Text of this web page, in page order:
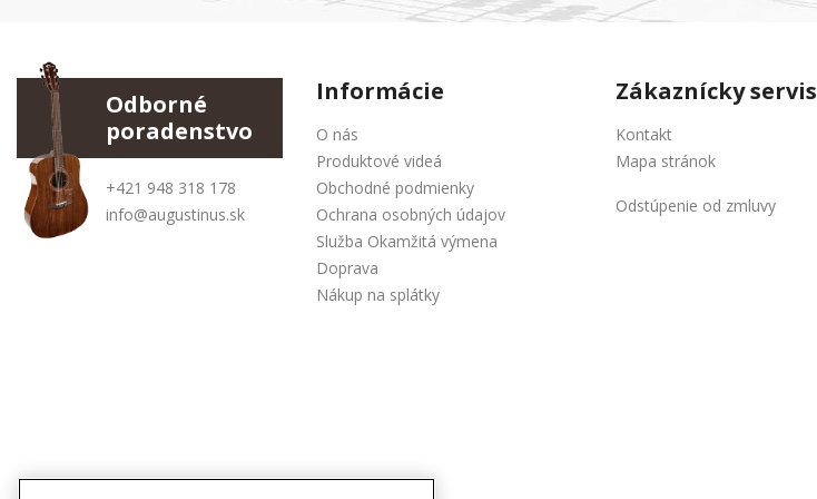
Odborné
poradenstvo
+421 948 318 178
info@augustinus.sk
Informácie
O nás
Produktové videá
Obchodné podmienky
Ochrana osobných údajov
Služba Okamžitá výmena
Doprava
Nákup na splátky
Zákaznícky servis
Kontakt
Mapa stránok
Odstúpenie od zmluvy